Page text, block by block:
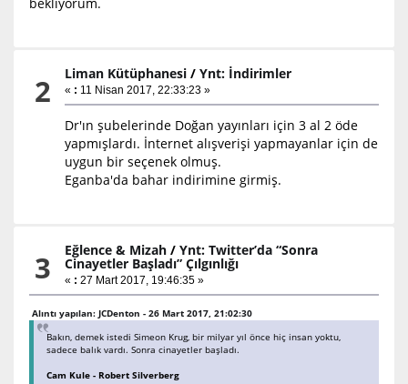
2 Liman Kütüphanesi /Ynt: İndirimler
« : 11 Nisan 2017, 22:33:23 »
Dr'ın şubelerinde Doğan yayınları için 3 al 2 öde
yapmışlardı. İnternet alışverişi yapmayanlar için de
uygun bir seçenek olmuş.
Eganba'da bahar indirimine girmiş.
3 Eğlence & Mizah /Ynt: Twitter’da “Sonra
Cinayetler Başladı” Çılgınlığı
« : 27 Mart 2017, 19:46:35 »
Alıntı yapılan: JCDenton - 26 Mart 2017, 21:02:30
Bakın, demek istedi Simeon Krug, bir milyar yıl önce hiç insan yoktu,
sadece balık vardı. Sonra cinayetler başladı.
Cam Kule - Robert Silverberg